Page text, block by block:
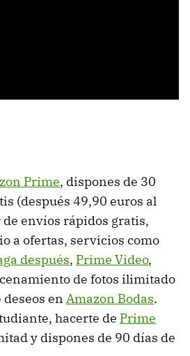
Prime, dispones de 30
(después 49,90 euros al
envíos rápidos gratis,
a ofertas, servicios como
después, Prime Video,
de fotos ilimitado
en Amazon Bodas.
hacerte de Prime
y dispones de 90 días de